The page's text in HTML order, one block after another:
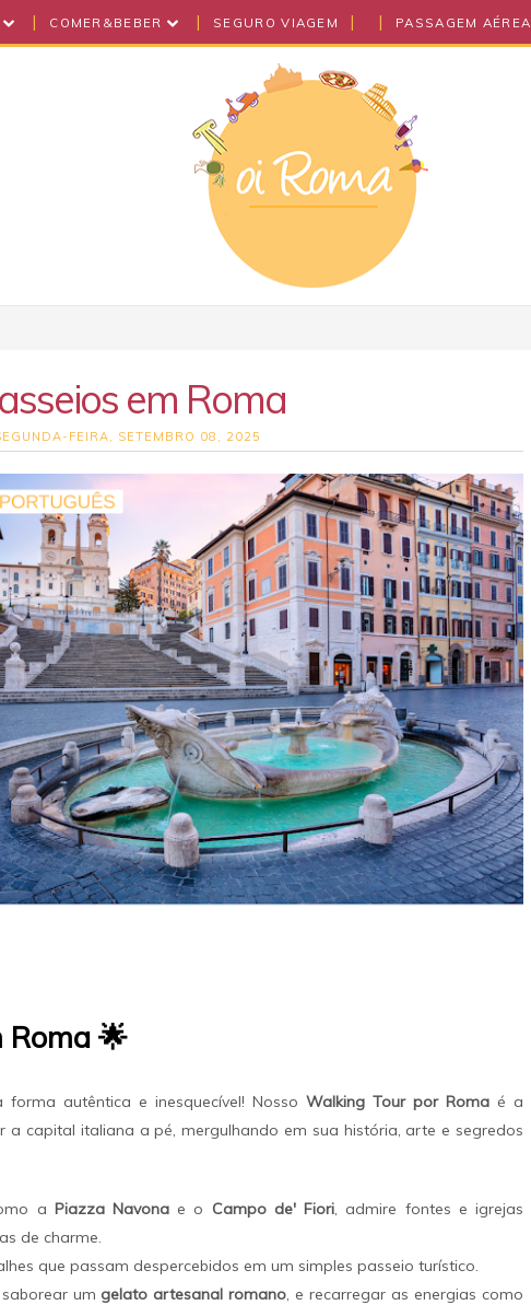
COMER&BEBER SEGURO VIAGEM PASSAGEM AÉREA
em Roma
FEIRA, SETEMBRO 08, 2025
Roma 🌟
autêntica e inesquecível! Nosso Walking Tour por Roma é a
capital italiana a pé, mergulhando em sua história, arte e segredos
a Piazza Navona e o Campo de' Fiori, admire fontes e igrejas
de charme.
que passam despercebidos em um simples passeio turístico.
um gelato artesanal romano, e recarregar as energias como